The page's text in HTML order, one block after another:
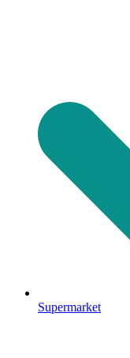
Supermarket